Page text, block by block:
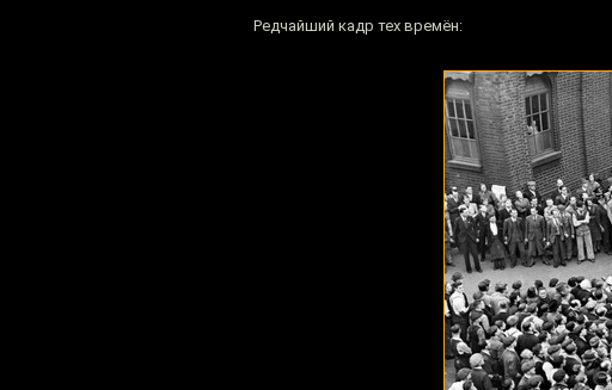
Редчайший кадр тех времён: